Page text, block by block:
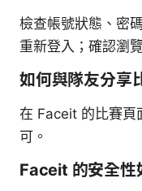
檢查帳號狀態、密
重新登入；確認瀏
如何與隊友分享
在 Faceit 的比賽頁
可。
Faceit 的安全性